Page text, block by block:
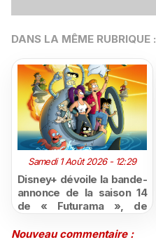
DANS LA MÊME RUBRIQUE :
Samedi 1 Août 2026 - 12:29
Disney+ dévoile la bande-
annonce de la saison 14
de « Futurama », de
Nouveau commentaire :